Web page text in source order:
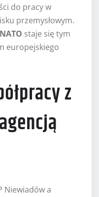
do pracy w
przemysłowym.
staje się tym
europejskiego
z
Niewiadów a